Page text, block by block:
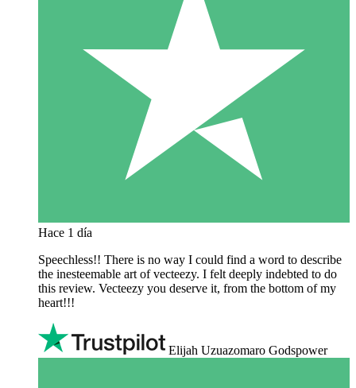
Hace 1 día
Speechless!! There is no way I could find a word to describe
the inesteemable art of vecteezy. I felt deeply indebted to do
this review. Vecteezy you deserve it, from the bottom of my
heart!!!
Elijah Uzuazomaro Godspower